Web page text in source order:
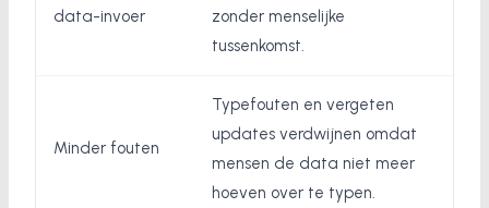
data-invoer
zonder menselijke
tussenkomst.
Minder fouten
Typefouten en vergeten
updates verdwijnen omdat
mensen de data niet meer
hoeven over te typen.